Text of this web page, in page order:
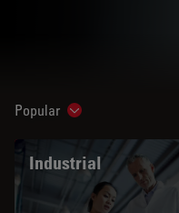
Popular Show subnavigation
Industrial